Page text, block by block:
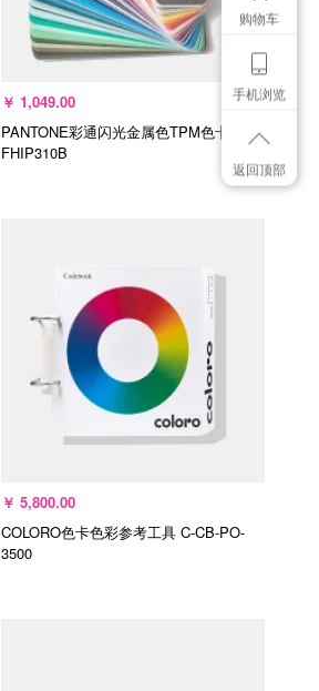
￥ 1,049.00
PANTONE彩通闪光金属色TPM色卡
FHIP310B
加入购物车
￥ 5,800.00
COLORO色卡色彩参考工具 C-CB-PO-
3500
购物车
手机浏览
返回顶部